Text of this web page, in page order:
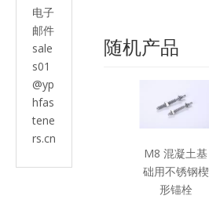
电子
邮件
sale
s01
@yp
hfas
tene
rs.cn
随机产品
M8 混凝土基
础用不锈钢楔
形锚栓